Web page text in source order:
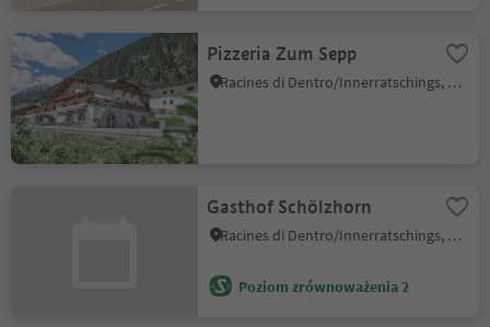
Pizzeria Zum Sepp
Racines di Dentro/Innerratschings, Ratschings/Racines, Sterzing/Vipiteno and environs
Gasthof Schölzhorn
Racines di Dentro/Innerratschings, Ratschings/Racines, Sterzing/Vipiteno and environs
Poziom zrównoważenia 2